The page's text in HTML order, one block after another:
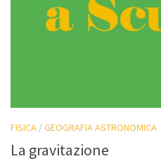
FISICA /GEOGRAFIA ASTRONOMICA
La gravitazione